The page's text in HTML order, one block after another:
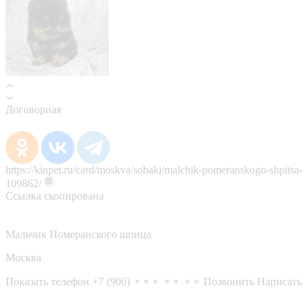
Договорная
https://kinpet.ru/card/moskva/sobaki/malchik-pomeranskogo-shpitsa-
109862/
Ссылка скопирована
Мальчик Померанского шпица
Москва
Показать телефон +7 (906) ⚬⚬⚬ ⚬⚬ ⚬⚬ Позвонить Написать